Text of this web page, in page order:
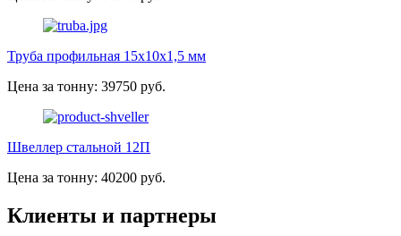
Труба профильная 15х10х1,5 мм
Цена за тонну: 39750 руб.
Швеллер стальной 12П
Цена за тонну: 40200 руб.
Клиенты и партнеры